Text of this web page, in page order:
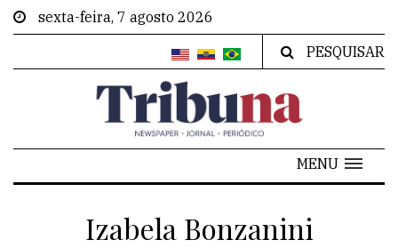
sexta-feira, 7 agosto 2026
PESQUISAR
MENU
Izabela Bonzanini